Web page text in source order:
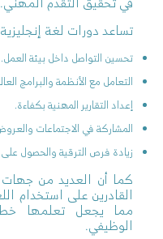
تساعد دورات لغة
تحسين التواصل داخل بيئة العمل.
التعامل مع الأنظمة والبرامج
إعداد التقارير المهنية بكفاءة.
المشاركة في الاجتماعات
زيادة فرص الترقية والحصول
كما أن العديد من
القادرين على استخدام
مما يجعل تعلمها
الوظيفي.